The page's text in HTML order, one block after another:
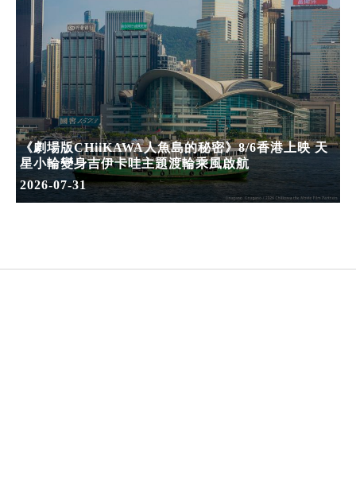
《劇場版CHiiKAWA人魚島的秘密》8/6香港上映 天
星小輪變身吉伊卡哇主題渡輪乘風啟航
2026-07-31